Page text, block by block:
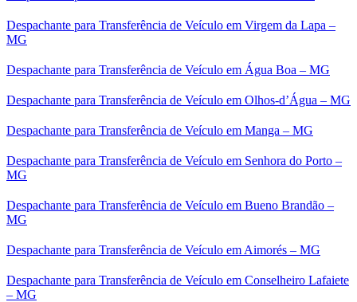
Despachante para Transferência de Veículo em Virgem da Lapa –
MG
Despachante para Transferência de Veículo em Água Boa – MG
Despachante para Transferência de Veículo em Olhos-d’Água – MG
Despachante para Transferência de Veículo em Manga – MG
Despachante para Transferência de Veículo em Senhora do Porto –
MG
Despachante para Transferência de Veículo em Bueno Brandão –
MG
Despachante para Transferência de Veículo em Aimorés – MG
Despachante para Transferência de Veículo em Conselheiro Lafaiete
– MG